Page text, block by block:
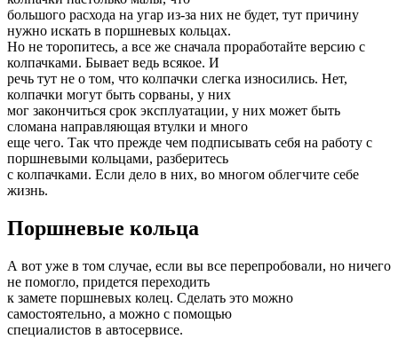
большого расхода на угар из-за них не будет, тут причину
нужно искать в поршневых кольцах.
Но не торопитесь, а все же сначала проработайте версию с
колпачками. Бывает ведь всякое. И
речь тут не о том, что колпачки слегка износились. Нет,
колпачки могут быть сорваны, у них
мог закончиться срок эксплуатации, у них может быть
сломана направляющая втулки и много
еще чего. Так что прежде чем подписывать себя на работу с
поршневыми кольцами, разберитесь
с колпачками. Если дело в них, во многом облегчите себе
жизнь.
Поршневые кольца
А вот уже в том случае, если вы все перепробовали, но ничего
не помогло, придется переходить
к замете поршневых колец. Сделать это можно
самостоятельно, а можно с помощью
специалистов в автосервисе.